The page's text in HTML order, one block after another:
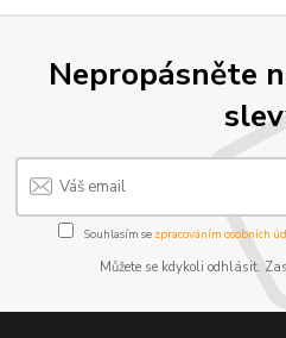
Nepropásněte
Souhlasím se zpracováním osobních
Můžete se kdykoli odhlásit.